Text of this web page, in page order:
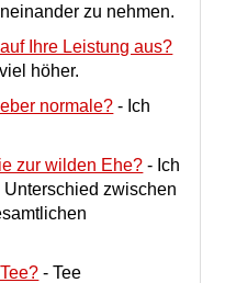
zu nehmen.
Ihre Leistung aus?
höher.
normale? - Ich
zur wilden Ehe? - Ich
zwischen
-Tee